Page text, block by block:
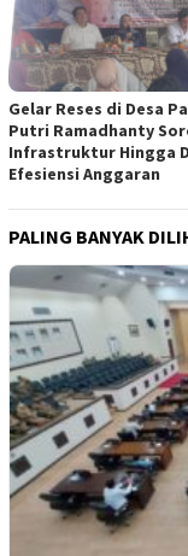
Gelar Reses di Desa
Putri Ramadhanty
Infrastruktur Hingga
Efesiensi Anggaran
PALING BANYAK